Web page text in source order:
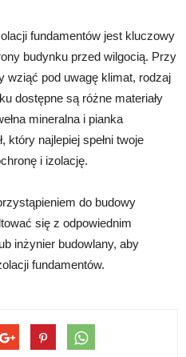
fundamentów jest kluczowy
budynku przed wilgocią. Przy
wziąć pod uwagę klimat, rodzaj
dostępne są różne materiały
mineralna i pianka
który najlepiej spełni twoje
i izolację.
do budowy
się z odpowiednim
inżynier budowlany, aby
fundamentów.